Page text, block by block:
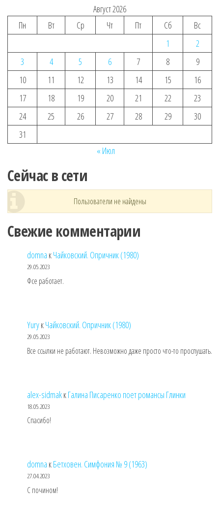
Август 2026
Пн
Вт Ср Чт Пт Сб
Вс
1
2
3
4 5 6 7 8
9
10
11 12 13 14 15
16
17
18 19 20 21 22
23
24
25 26 27 28 29
30
31
« Июл
Сейчас в сети
Пользователи не найдены
Свежие комментарии
domna кЧайковский. Опричник (1980)
29.05.2023
Фсе работает.
YuryкЧайковский. Опричник (1980)
29.05.2023
Все ссылки не работают. Невозможно даже просто что-то прослушать.
alex-sidmakкГалина Писаренко поет романсы Глинки
18.05.2023
Спасибо!
domna кБетховен. Симфония № 9 (1963)
27.04.2023
С почином!